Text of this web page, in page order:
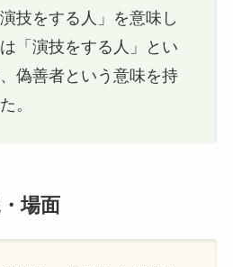
技をする人」を意味し
「演技をする人」とい
偽善者という意味を持
。
場面